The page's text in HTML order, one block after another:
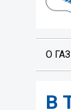
О
В